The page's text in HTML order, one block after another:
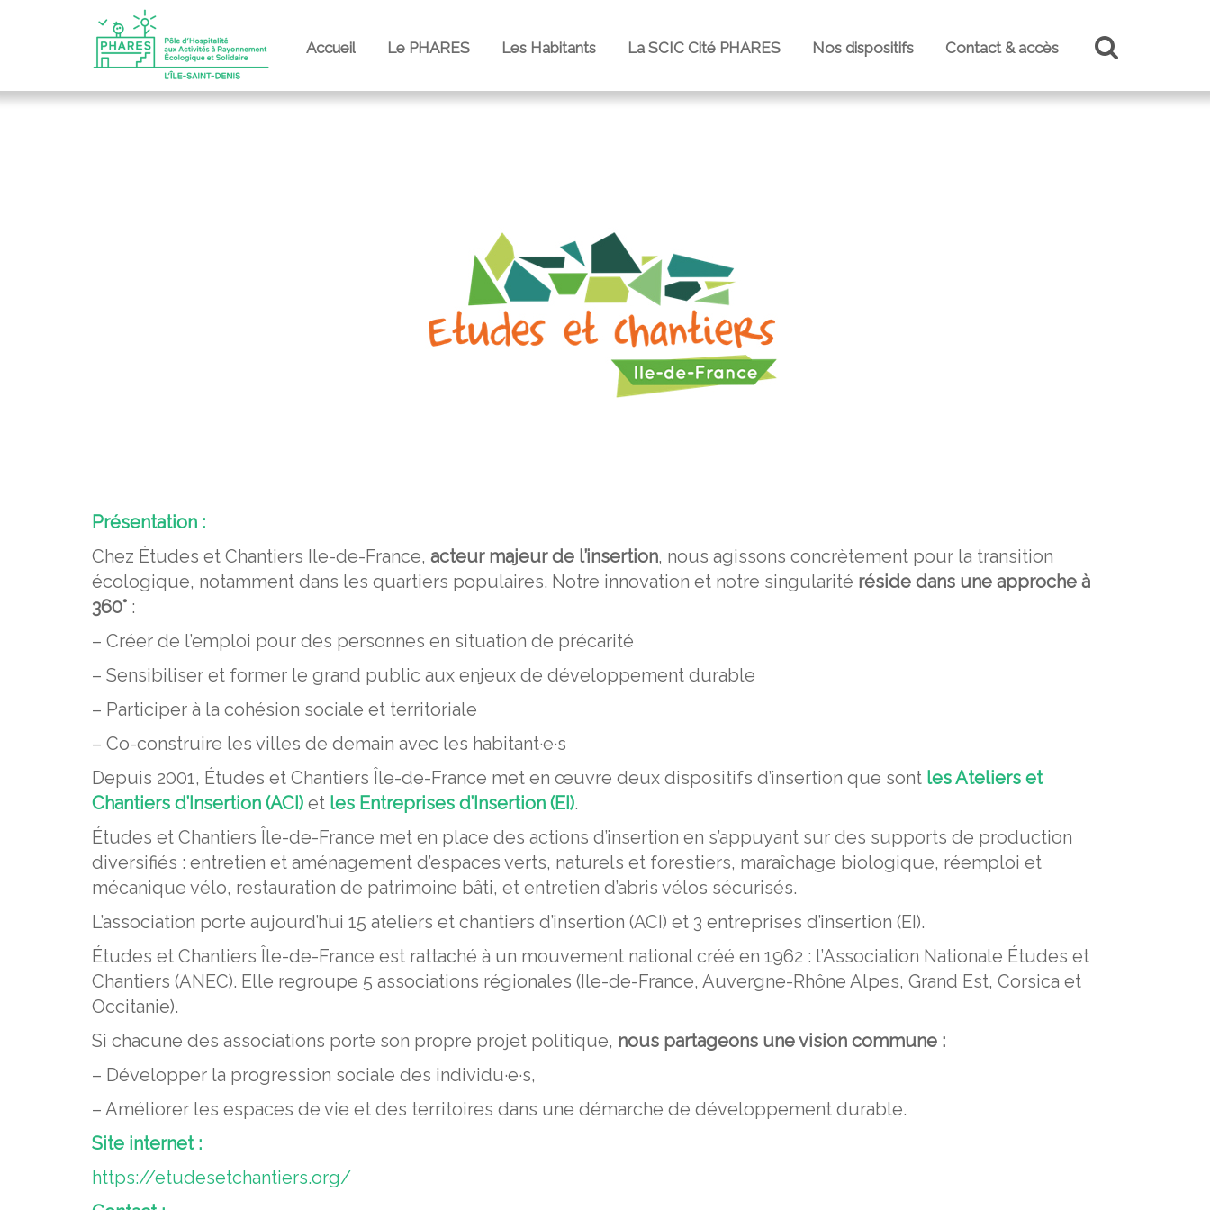
Accueil Le PHARES Les Habitants La SCIC Cité PHARES Nos dispositifs Contact & accès
Présentation :
Chez Études et Chantiers Ile-de-France, acteur majeur de l’insertion, nous agissons concrètement pour la transition
écologique, notamment dans les quartiers populaires. Notre innovation et notre singularité réside dans une approche à
360° :
– Créer de l’emploi pour des personnes en situation de précarité
– Sensibiliser et former le grand public aux enjeux de développement durable
– Participer à la cohésion sociale et territoriale
– Co-construire les villes de demain avec les habitant·e·s
Depuis 2001, Études et Chantiers Île-de-France met en œuvre deux dispositifs d’insertion que sont les Ateliers et
Chantiers d’Insertion (ACI) et les Entreprises d’Insertion (EI).
Études et Chantiers Île-de-France met en place des actions d’insertion en s’appuyant sur des supports de production
diversifiés : entretien et aménagement d’espaces verts, naturels et forestiers, maraîchage biologique, réemploi et
mécanique vélo, restauration de patrimoine bâti, et entretien d’abris vélos sécurisés.
L’association porte aujourd’hui 15 ateliers et chantiers d’insertion (ACI) et 3 entreprises d’insertion (EI).
Études et Chantiers Île-de-France est rattaché à un mouvement national créé en 1962 : l’Association Nationale Études et
Chantiers (ANEC). Elle regroupe 5 associations régionales (Ile-de-France, Auvergne-Rhône Alpes, Grand Est, Corsica et
Occitanie).
Si chacune des associations porte son propre projet politique, nous partageons une vision commune :
– Développer la progression sociale des individu·e·s,
– Améliorer les espaces de vie et des territoires dans une démarche de développement durable.
Site internet :
https://etudesetchantiers.org/